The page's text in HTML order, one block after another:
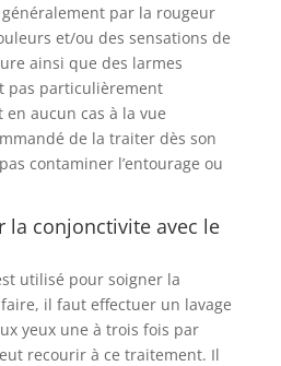
par la rougeur
et/ou des sensations de
ainsi que des larmes
pas particulièrement
aucun cas à la vue
de la traiter dès son
contaminer l’entourage ou
la conjonctivite avec le
utilisé pour soigner la
il faut effectuer un lavage
yeux une à trois fois par
recourir à ce traitement. Il